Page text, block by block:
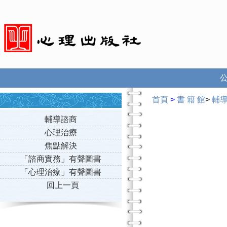
輔導諮商
心理治療
焦點解決
「諮商實務」有聲圖書
「心理治療」有聲圖書
回上一頁
首頁 > 書 籍 館> 輔